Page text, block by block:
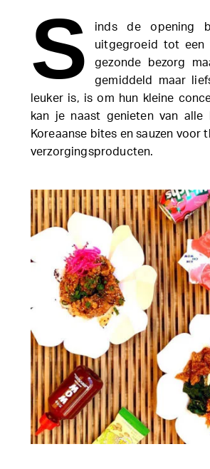
S
inds de opening
uitgegroeid tot een
gezonde bezorg
gemiddeld maar
leuker is, is om hun kleine
kan je naast genieten van
Koreaanse bites en sauzen voor
verzorgingsproducten.